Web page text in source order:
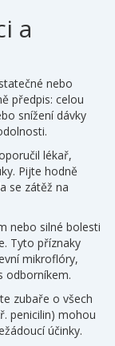
a
nebo
předpis: celou
snížení dávky
lékař,
Pijte hodně
se zátěž na
nebo silné bolesti
Tyto příznaky
mikroflóry,
odborníkem.
zubaře o všech
penicilin) mohou
účinky.